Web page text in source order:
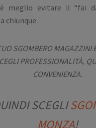
meglio evitare il “fai
chiunque.
SGOMBERO MAGAZZINI
PROFESSIONALITÀ,
CONVENIENZA.
SCEGLI
MONZA!